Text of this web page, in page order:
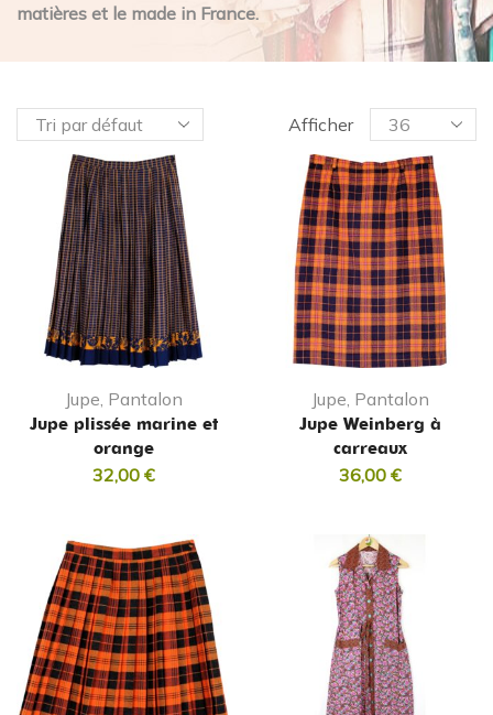
matières et le made in France.
Afficher
Jupe, Pantalon
Jupe plissée marine et
orange
32,00 €
Jupe, Pantalon
Jupe Weinberg à
carreaux
36,00 €